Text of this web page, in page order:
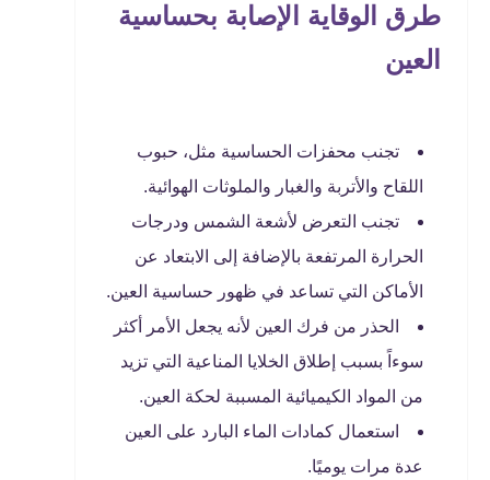
طرق الوقاية الإصابة بحساسية
العين
تجنب محفزات الحساسية مثل، حبوب
اللقاح والأتربة والغبار والملوثات الهوائية.
تجنب التعرض لأشعة الشمس ودرجات
الحرارة المرتفعة بالإضافة إلى الابتعاد عن
الأماكن التي تساعد في ظهور حساسية العين.
الحذر من فرك العين لأنه يجعل الأمر أكثر
سوءاً بسبب إطلاق الخلايا المناعية التي تزيد
من المواد الكيميائية المسببة لحكة العين.
استعمال كمادات الماء البارد على العين
عدة مرات يوميًا.